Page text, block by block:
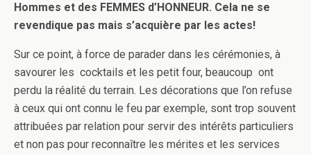
Hommes et des FEMMES d’HONNEUR. Cela ne se
revendique pas mais s’acquière par les actes!
Sur ce point, à force de parader dans les cérémonies, à
savourer les cocktails et les petit four, beaucoup ont
perdu la réalité du terrain. Les décorations que l’on refuse
à ceux qui ont connu le feu par exemple, sont trop souvent
attribuées par relation pour servir des intérêts particuliers
et non pas pour reconnaître les mérites et les services